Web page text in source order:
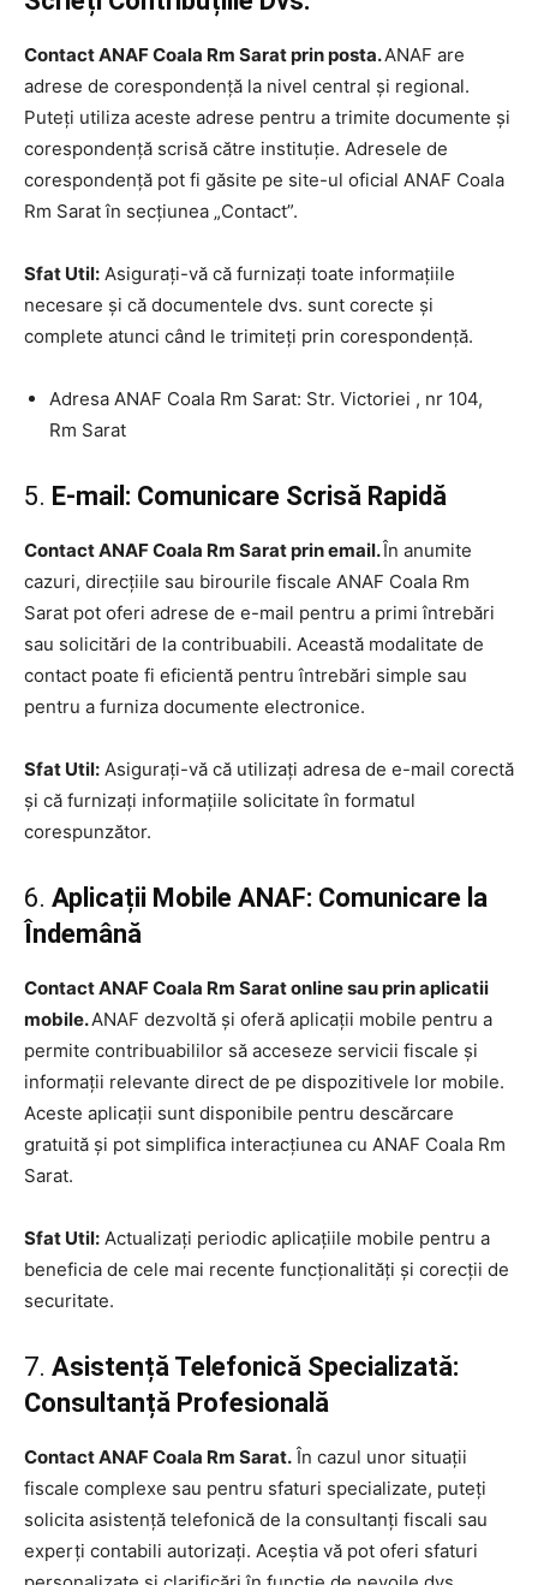
Contact ANAF Coala Rm Sarat prin posta.ANAF are
adrese de corespondență la nivel central și regional.
Puteți utiliza aceste adrese pentru a trimite documente și
corespondență scrisă către instituție. Adresele de
corespondență pot fi găsite pe site-ul oficial ANAF Coala
Rm Sarat în secțiunea „Contact”.
Sfat Util: Asigurați-vă că furnizați toate informațiile
necesare și că documentele dvs. sunt corecte și
complete atunci când le trimiteți prin corespondență.
Adresa ANAF Coala Rm Sarat: Str. Victoriei , nr 104,
Rm Sarat
5. E-mail: Comunicare Scrisă Rapidă
Contact ANAF Coala Rm Sarat prin email.În anumite
cazuri, direcțiile sau birourile fiscale ANAF Coala Rm
Sarat pot oferi adrese de e-mail pentru a primi întrebări
sau solicitări de la contribuabili. Această modalitate de
contact poate fi eficientă pentru întrebări simple sau
pentru a furniza documente electronice.
Sfat Util: Asigurați-vă că utilizați adresa de e-mail corectă
și că furnizați informațiile solicitate în formatul
corespunzător.
6. Aplicații Mobile ANAF: Comunicare la
Îndemână
Contact ANAF Coala Rm Sarat online sau prin aplicatii
mobile.ANAF dezvoltă și oferă aplicații mobile pentru a
permite contribuabililor să acceseze servicii fiscale și
informații relevante direct de pe dispozitivele lor mobile.
Aceste aplicații sunt disponibile pentru descărcare
gratuită și pot simplifica interacțiunea cu ANAF Coala Rm
Sarat.
Sfat Util: Actualizați periodic aplicațiile mobile pentru a
beneficia de cele mai recente funcționalități și corecții de
securitate.
7. Asistență Telefonică Specializată:
Consultanță Profesională
Contact ANAF Coala Rm Sarat. În cazul unor situații
fiscale complexe sau pentru sfaturi specializate, puteți
solicita asistență telefonică de la consultanți fiscali sau
experți contabili autorizați. Aceștia vă pot oferi sfaturi